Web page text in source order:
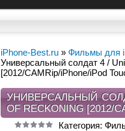
iPhone-Best.ru » Фильмы для
Универсальный солдат 4 /
[2012/CAMRip/iPhone/iPod
УНИВЕРСАЛЬНЫЙ
OF RECKONING [2012/
Категория: